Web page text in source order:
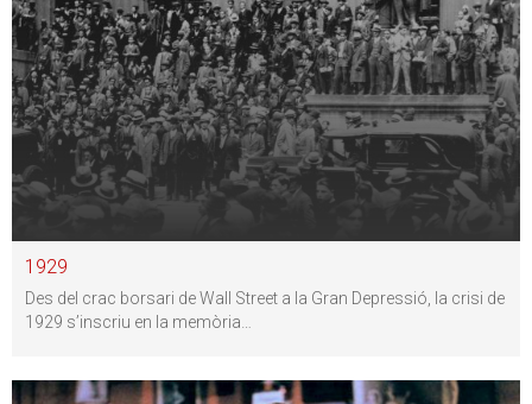
1929
Des del crac borsari de Wall Street a la Gran Depressió, la crisi de
1929 s’inscriu en la memòria